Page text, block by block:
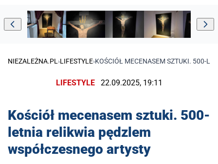
NIEZALEŻNA.PL ›LIFESTYLE›KOŚCIÓŁ MECENASEM SZTUKI. 500-
LIFESTYLE 22.09.2025, 19:11
Kościół mecenasem sztuki. 500-
letnia relikwia pędzlem
współczesnego artysty